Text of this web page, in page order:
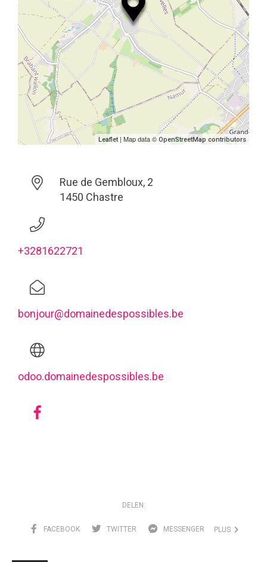
Leaflet | Map data ©OpenStreetMap contributors
Rue de Gembloux, 2
1450 Chastre
+3281622721
bonjour@domainedespossibles.be
odoo.domainedespossibles.be
DELEN:
FACEBOOK TWITTER MESSENGER PLUS